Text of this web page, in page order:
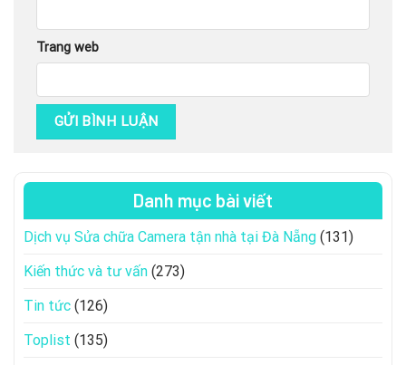
Trang web
Danh mục bài viết
Dịch vụ Sửa chữa Camera tận nhà tại Đà Nẵng (131)
Kiến thức và tư vấn (273)
Tin tức (126)
Toplist (135)